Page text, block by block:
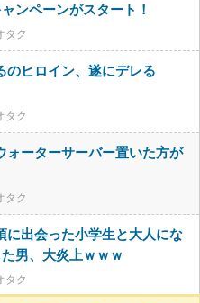
ンペーンがスタート！
タク
のヒロイン、遂にデレる
タク
ォーターサーバー置いた方が
タク
に出会った小学生と大人にな
男、大炎上ｗｗｗ
タク